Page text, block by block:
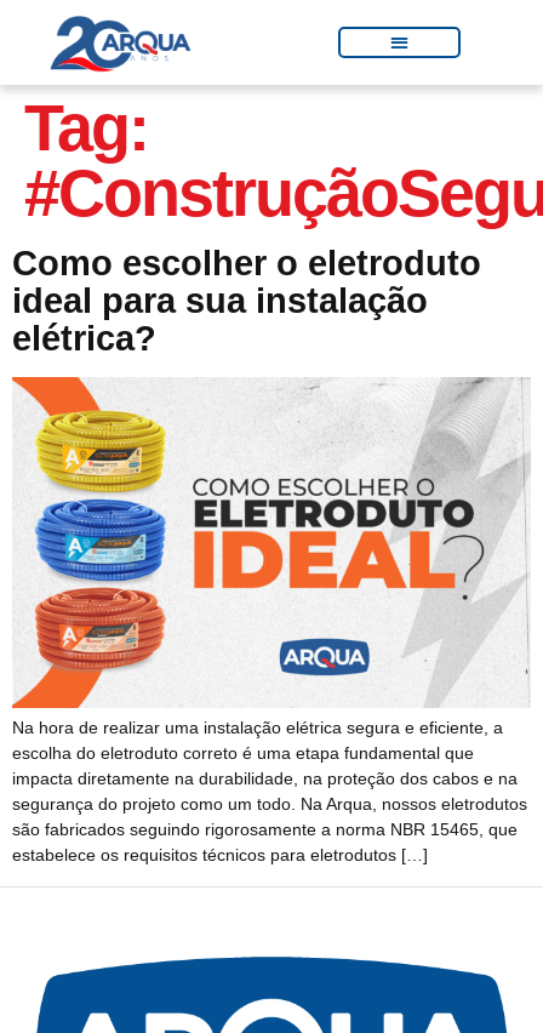
Tag:
Como escolher o eletroduto
ideal para sua instalação
elétrica?
Na hora de realizar uma instalação elétrica segura e eficiente, a
escolha do eletroduto correto é uma etapa fundamental que
impacta diretamente na durabilidade, na proteção dos cabos e na
segurança do projeto como um todo. Na Arqua, nossos eletrodutos
são fabricados seguindo rigorosamente a norma NBR 15465, que
estabelece os requisitos técnicos para eletrodutos […]